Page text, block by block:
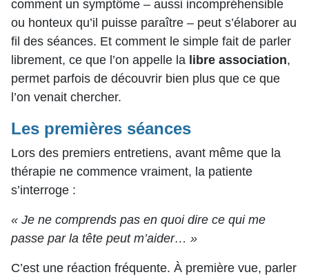
comment un symptôme – aussi incompréhensible
ou honteux qu’il puisse paraître – peut s’élaborer au
fil des séances. Et comment le simple fait de parler
librement, ce que l’on appelle la libre association,
permet parfois de découvrir bien plus que ce que
l’on venait chercher.
Les premières séances
Lors des premiers entretiens, avant même que la
thérapie ne commence vraiment, la patiente
s’interroge :
« Je ne comprends pas en quoi dire ce qui me
passe par la tête peut m’aider… »
C’est une réaction fréquente. À première vue, parler